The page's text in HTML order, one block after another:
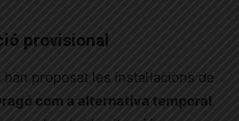
provisional
han proposat les instal·lacions de
com a alternativa temporal